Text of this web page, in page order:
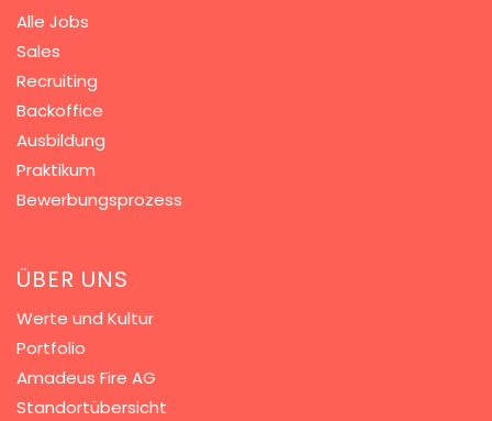
Rezensionen lesen
Kununu Top Company - dank
über 8.000Bewertungen!
Alle Jobs
Sales
Recruiting
Backoffice
Ausbildung
Praktikum
Bewerbungsprozess
ÜBER UNS
Werte und Kultur
Portfolio
Amadeus Fire AG
Standortübersicht